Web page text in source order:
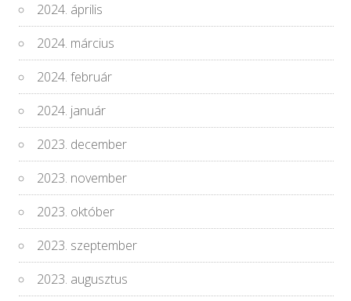
2024. április
2024. március
2024. február
2024. január
2023. december
2023. november
2023. október
2023. szeptember
2023. augusztus